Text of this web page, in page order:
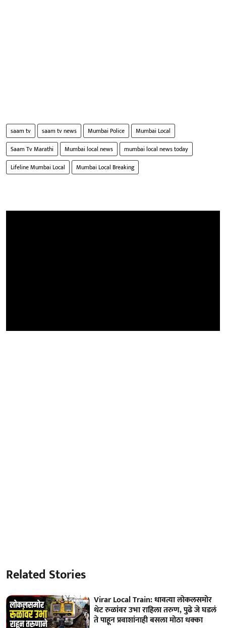
saam tv saam tv news Mumbai Police
Mumbai Local
Saam Tv Marathi
Mumbai local news
mumbai local news today
Lifeline Mumbai Local
Mumbai Local Breaking
Related Stories
Virar Local Train: धावत्या लोकलसमोर
थेट रुळांवर उभा राहिला तरुण, पुढे जे घडलं
ते पाहून प्रवाशांनाही बसला मोठा धक्का